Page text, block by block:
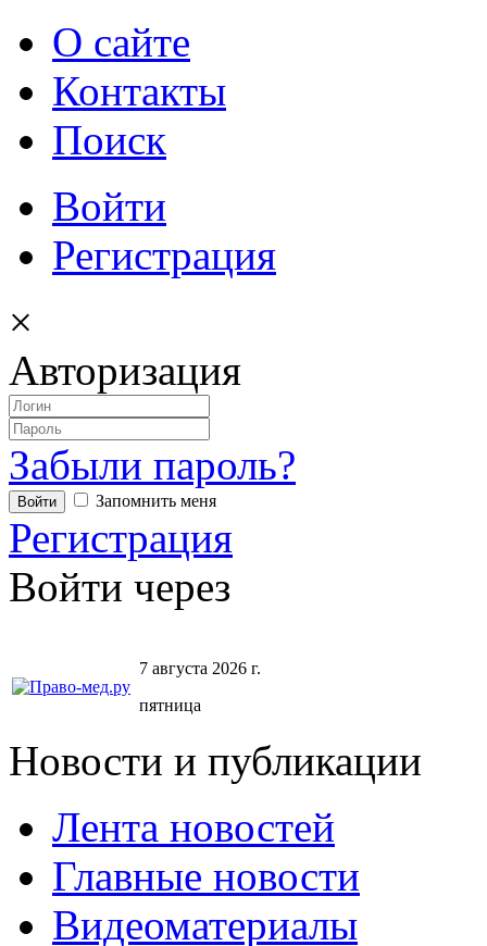
О сайте
Контакты
Поиск
Войти
Регистрация
×
Авторизация
Забыли пароль?
Запомнить меня
Регистрация
Войти через
7 августа 2026 г.
пятница
Новости и публикации
Лента новостей
Главные новости
Видеоматериалы